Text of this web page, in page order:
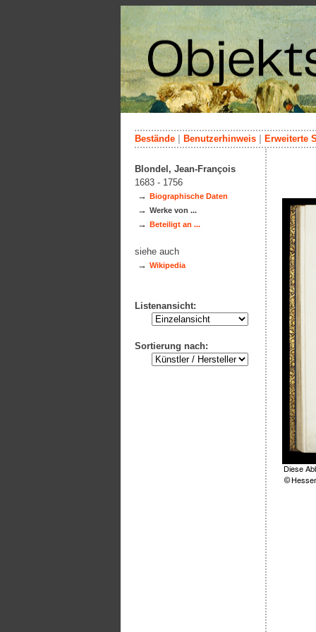
Bestände Benutzerhinweis Erweiterte
Blondel, Jean-François
1683 - 1756
→ Biographische Daten
→ Werke von ...
→ Beteiligt an ...
siehe auch
→ Wikipedia
Listenansicht:
Sortierung nach: